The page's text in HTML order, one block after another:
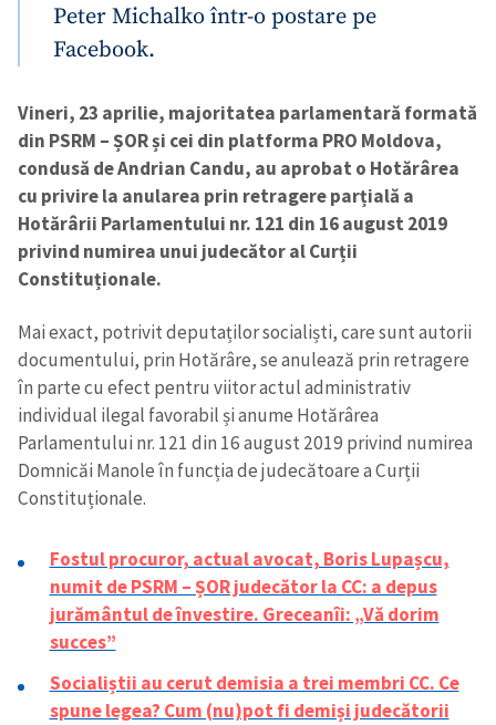
Peter Michalko într-o postare pe
Facebook.
Vineri, 23 aprilie, majoritatea parlamentară formată
din PSRM – ȘOR și cei din platforma PRO Moldova,
condusă de Andrian Candu, au aprobat o Hotărârea
cu privire la anularea prin retragere parțială a
Hotărârii Parlamentului nr. 121 din 16 august 2019
privind numirea unui judecător al Curții
Constituționale.
Mai exact, potrivit deputaților socialiști, care sunt autorii
documentului, prin Hotărâre, se anulează prin retragere
în parte cu efect pentru viitor actul administrativ
individual ilegal favorabil și anume Hotărârea
Parlamentului nr. 121 din 16 august 2019 privind numirea
Domnicăi Manole în funcția de judecătoare a Curții
Constituționale.
Fostul procuror, actual avocat, Boris Lupașcu,
numit de PSRM – ȘOR judecător la CC: a depus
jurământul de învestire. Greceanîi: „Vă dorim
succes”
Socialiștii au cerut demisia a trei membri CC. Ce
spune legea? Cum (nu)pot fi demiși judecătorii